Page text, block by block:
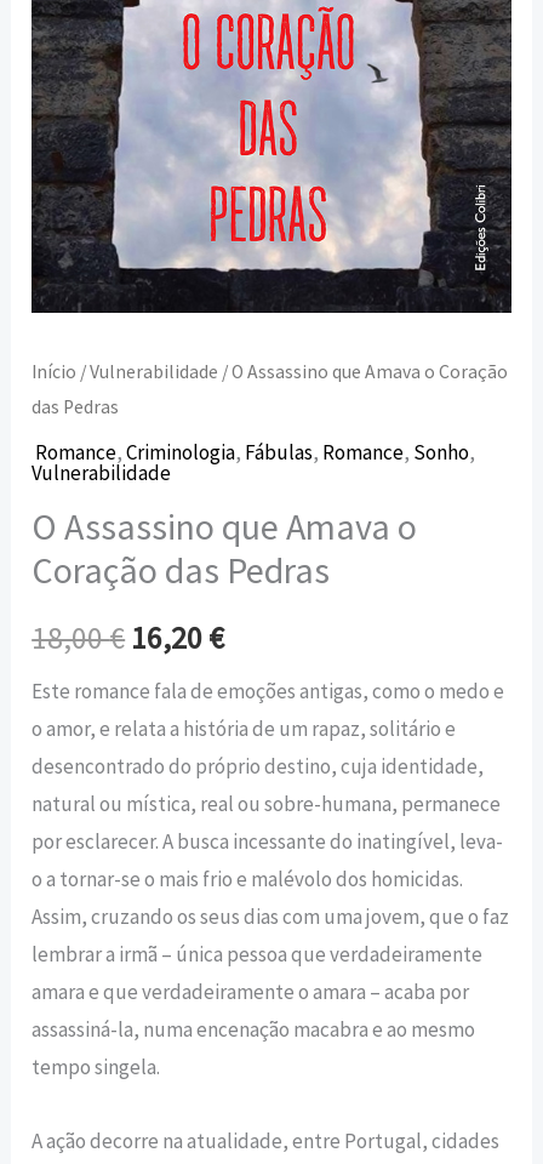
Início /Vulnerabilidade / O Assassino que Amava o Coração
das Pedras
Romance,Criminologia, Fábulas, Romance, Sonho,
Vulnerabilidade
O Assassino que Amava o
Coração das Pedras
18,00€ 16,20€
Este romance fala de emoções antigas, como o medo e
o amor, e relata a história de um rapaz, solitário e
desencontrado do próprio destino, cuja identidade,
natural ou mística, real ou sobre-humana, permanece
por esclarecer. A busca incessante do inatingível, leva-
o a tornar-se o mais frio e malévolo dos homicidas.
Assim, cruzando os seus dias com uma jovem, que o faz
lembrar a irmã – única pessoa que verdadeiramente
amara e que verdadeiramente o amara – acaba por
assassiná-la, numa encenação macabra e ao mesmo
tempo singela.
A ação decorre na atualidade, entre Portugal, cidades